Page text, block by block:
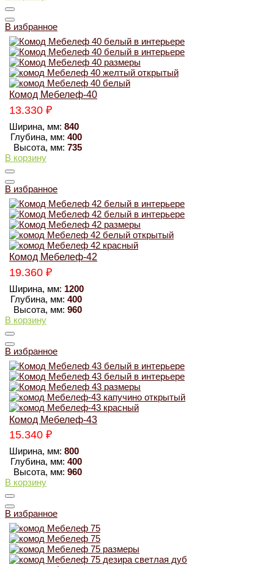
В избранное
Комод Мебелеф-40
13.330 ₽
Ширина, мм: 840
Глубина, мм: 400
Высота, мм: 735
В корзину
В избранное
Комод Мебелеф-42
19.360 ₽
Ширина, мм: 1200
Глубина, мм: 400
Высота, мм: 960
В корзину
В избранное
Комод Мебелеф-43
15.340 ₽
Ширина, мм: 800
Глубина, мм: 400
Высота, мм: 960
В корзину
В избранное